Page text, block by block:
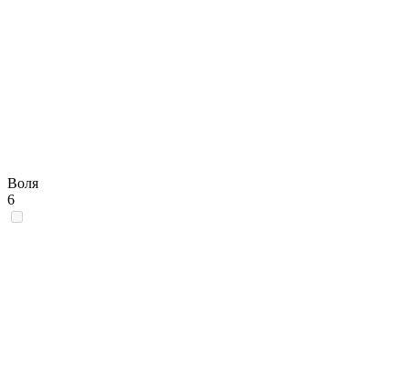
Воля
6